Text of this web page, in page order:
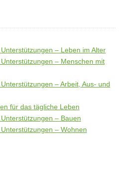
– Leben im Alter
– Menschen mit
– Arbeit, Aus- und
für das tägliche Leben
– Bauen
– Wohnen